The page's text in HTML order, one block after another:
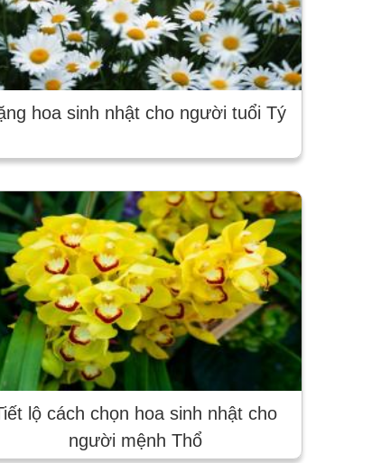
hoa sinh nhật cho người tuổi Tý
lộ cách chọn hoa sinh nhật cho
người mệnh Thổ